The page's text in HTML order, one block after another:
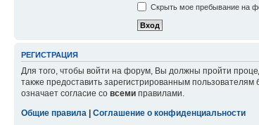
Скрыть мое пребывание на
РЕГИСТРАЦИЯ
Для того, чтобы войти на форум, Вы должны пройти
также предоставить зарегистрированным
означает согласие со всеми правилами.
Общие правила
Соглашение о конфиденциальности